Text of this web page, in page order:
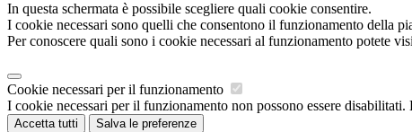
In questa schermata è possibile scegliere quali cookie consentire.
I cookie necessari sono quelli che consentono il funzionamento della
Per conoscere quali sono i cookie necessari al funzionamento potete
Cookie necessari per il funzionamento
I cookie necessari per il funzionamento non possono essere
Accetta tutti Salva le preferenze